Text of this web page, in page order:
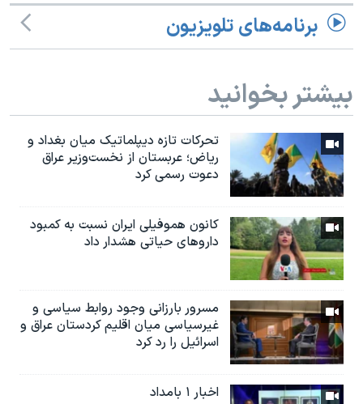
برنامه‌های تلویزیون
بیشتر بخوانید
تحرکات تازه دیپلماتیک میان بغداد و
ریاض؛ عربستان از نخست‌وزیر عراق
دعوت رسمی کرد
کانون هموفیلی ایران نسبت به کمبود
داروهای حیاتی هشدار داد
مسرور بارزانی وجود روابط سیاسی و
غیرسیاسی میان اقلیم کردستان عراق و
اسرائيل را رد کرد
اخبار ۱ بامداد